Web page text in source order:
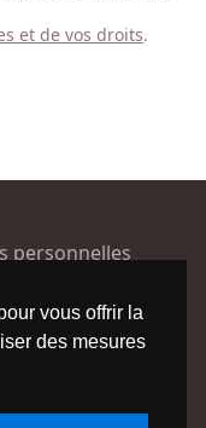
vous offrir la
des mesures
et de vos droits.
personnelles
Plan du site
avec modération.